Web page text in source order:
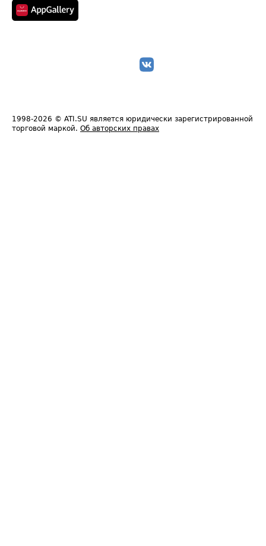
1998-2026 © ATI.SU является юридически зарегистрированной
торговой маркой. Об авторских правах